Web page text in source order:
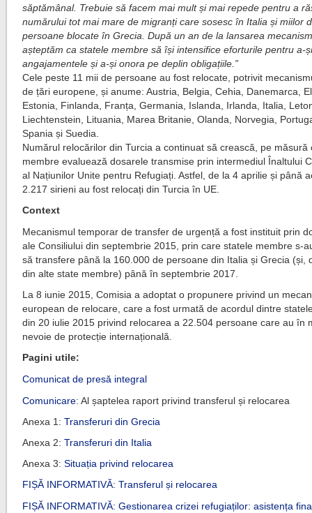
săptămânal. Trebuie să facem mai mult și mai repede pentru a
numărului tot mai mare de migranți care sosesc în Italia și miilor
persoane blocate în Grecia. După un an de la lansarea
așteptăm ca statele membre să își intensifice eforturile pentru a-
angajamentele și a-și onora pe deplin obligațiile.”
Cele peste 11 mii de persoane au fost relocate, potrivit
de țări europene, și anume: Austria, Belgia, Cehia, Danemarca,
Estonia, Finlanda, Franța, Germania, Islanda, Irlanda, Italia,
Liechtenstein, Lituania, Marea Britanie, Olanda, Norvegia,
Spania și Suedia.
Numărul relocărilor din Turcia a continuat să crească, pe măsură
membre evaluează dosarele transmise prin intermediul Înaltului
al Națiunilor Unite pentru Refugiați. Astfel, de la 4 aprilie și până
2.217 sirieni au fost relocați din Turcia în UE.
Context
Mecanismul temporar de transfer de urgență a fost instituit prin
ale Consiliului din septembrie 2015, prin care statele membre s-
să transfere până la 160.000 de persoane din Italia și Grecia (și,
din alte state membre) până în septembrie 2017.
La 8 iunie 2015, Comisia a adoptat o propunere privind un
european de relocare, care a fost urmată de acordul dintre
din 20 iulie 2015 privind relocarea a 22.504 persoane care au în
nevoie de protecție internațională.
Pagini utile:
Comunicat de presă integral
Comunicare: Al șaptelea raport privind transferul și relocarea
Anexa 1:Transferuri din Grecia
Anexa 2:Transferuri din Italia
Anexa 3:Situația privind relocarea
FIȘĂ INFORMATIVĂ: Transferul și relocarea
FIȘĂ INFORMATIVĂ: Gestionarea crizei refugiaților: asistența